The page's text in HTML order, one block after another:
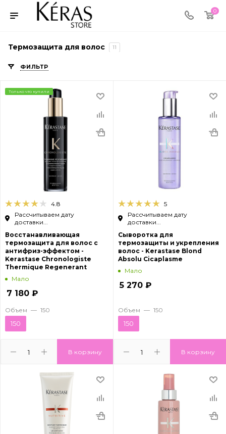
0
Термозащита для волос 11
ФИЛЬТР
Только что купили
4.8
Рассчитываем дату
доставки...
Восстанавливающая
термозащита для волос с
антифриз-эффектом -
Kerastase Chronologiste
Thermique Regenerant
Мало
7 180 ₽
В корзину
Объем — 150
150
5
Рассчитываем дату
доставки...
Сыворотка для
термозащиты и укрепления
волос - Kerastase Blond
Absolu Cicaplasme
Мало
5 270 ₽
В корзину
Объем — 150
150